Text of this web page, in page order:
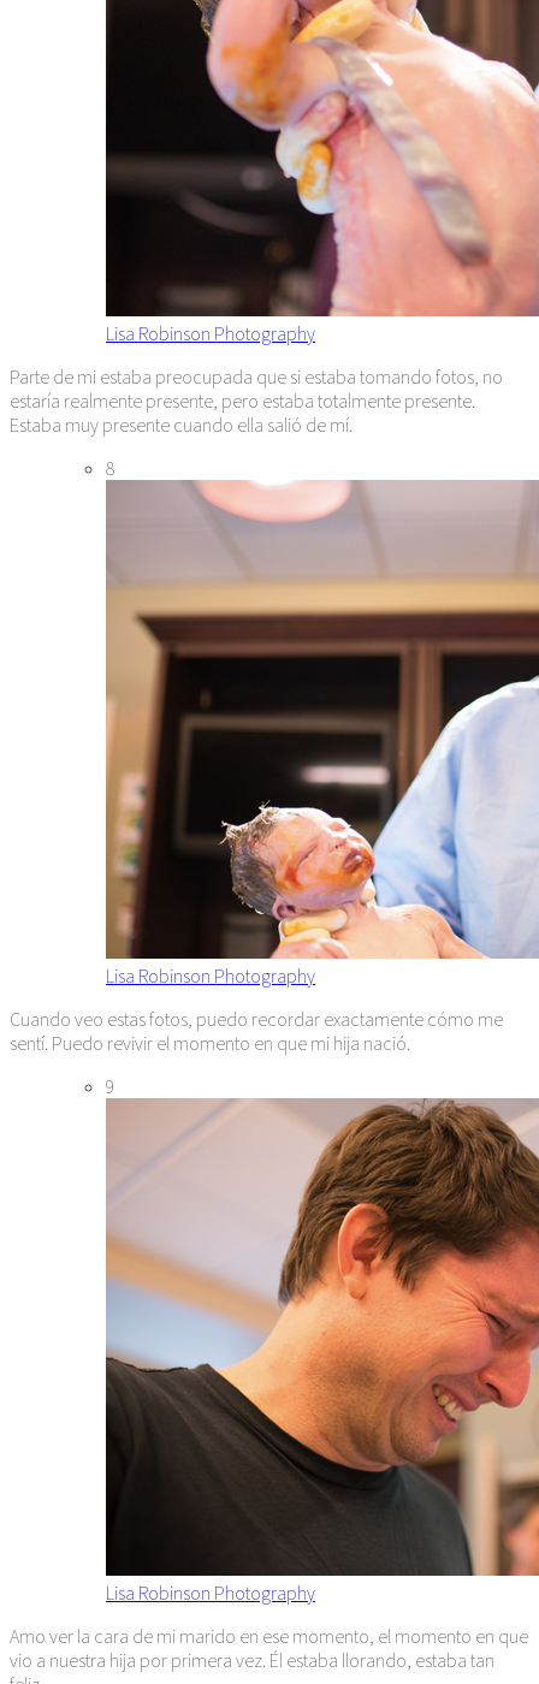
Lisa Robinson Photography
Parte de mi estaba preocupada que si estaba tomando fotos, no
estaría realmente presente, pero estaba totalmente presente.
Estaba muy presente cuando ella salió de mí.
8
Lisa Robinson Photography
Cuando veo estas fotos, puedo recordar exactamente cómo me
sentí. Puedo revivir el momento en que mi hija nació.
9
Lisa Robinson Photography
Amo ver la cara de mi marido en ese momento, el momento en que
vio a nuestra hija por primera vez. Él estaba llorando, estaba tan